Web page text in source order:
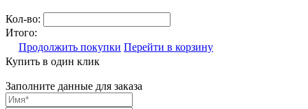
Кол-во:
Итого:
Продолжить покупки Перейти в корзину
Купить в один клик
Заполните данные для заказа